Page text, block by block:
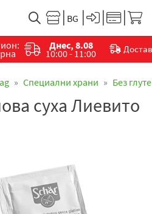
Днес, 8.08
10:00 - 11:00
Специални храни Без
суха Лиевито